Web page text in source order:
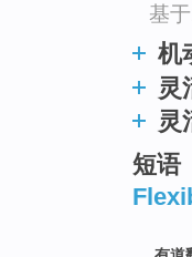
基
机
灵
灵
短语